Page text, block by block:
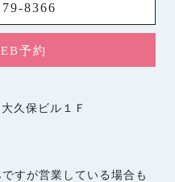
8366
予約
久保ビル１Ｆ
すが営業している場合も